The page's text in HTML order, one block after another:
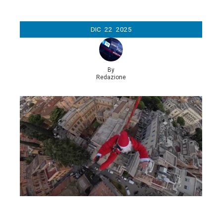
DIC 22 2025
By
Redazione